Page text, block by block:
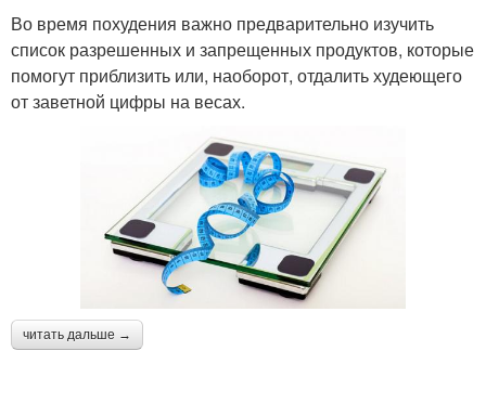
Во время похудения важно предварительно изучить
список разрешенных и запрещенных продуктов, которые
помогут приблизить или, наоборот, отдалить худеющего
от заветной цифры на весах.
читать дальше →